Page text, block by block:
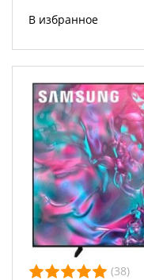
В избранное
(38)